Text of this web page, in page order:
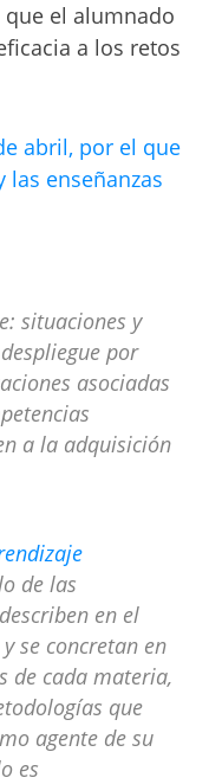
el alumnado
a los retos
abril, por el que
las enseñanzas
situaciones y
por
asociadas
a la adquisición
de las
en el
se concretan en
de cada materia,
que
agente de su
es